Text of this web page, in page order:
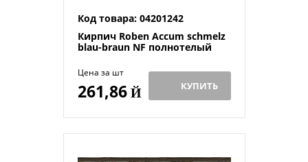
Код товара: 04201242
Кирпич Roben Accum schmelz
blau-braun NF полнотелый
Цена за шт
261,86Й КУПИТЬ